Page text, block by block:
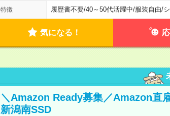
特徴 履歴書不要/40～50代活躍中/服装自由/
気になる！
＼Amazon Ready募集／Amazon直
新潟南SSD